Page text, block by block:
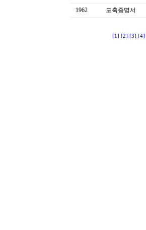
1962
도축증명서
[1] [2] [3] [4]